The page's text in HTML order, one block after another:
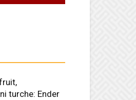
turche: Ender